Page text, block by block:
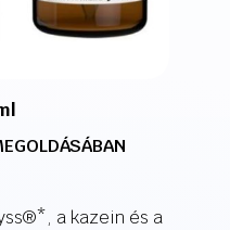
a kazein és a